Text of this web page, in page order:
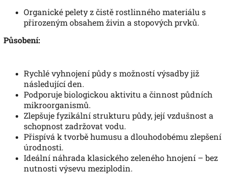
Organické pelety z čistě rostlinného materiálu s
přirozeným obsahem živin a stopových prvků.
Působení:
Rychlé vyhnojení půdy s možností výsadby již
následující den.
Podporuje biologickou aktivitu a činnost půdních
mikroorganismů.
Zlepšuje fyzikální strukturu půdy, její vzdušnost a
schopnost zadržovat vodu.
Přispívá k tvorbě humusu a dlouhodobému zlepšení
úrodnosti.
Ideální náhrada klasického zeleného hnojení – bez
nutnosti výsevu meziplodin.